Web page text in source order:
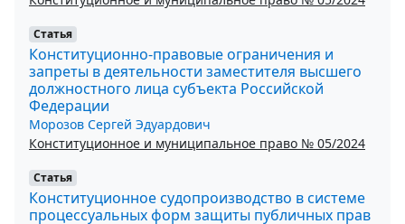
Статья
Конституционно-правовые ограничения и
запреты в деятельности заместителя высшего
должностного лица субъекта Российской
Федерации
Морозов Сергей Эдуардович
Конституционное и муниципальное право № 05/2024
Статья
Конституционное судопроизводство в системе
процессуальных форм защиты публичных прав